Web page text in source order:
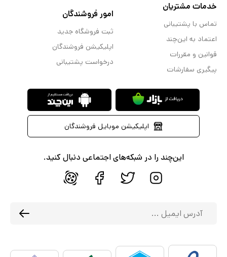
خدمات مشتریان
تماس با پشتیبانی
اعتماد به این‌چند
قوانین و مقررات
پیگیری سفارشات
امور فروشندگان
ثبت فروشگاه جدید
اپلیکیشن فروشندگان
درخواست پشتیبانی
اپلیکیشن موبایل فروشندگان
این‌چند را در شبکه‌های اجتماعی دنبال کنید.